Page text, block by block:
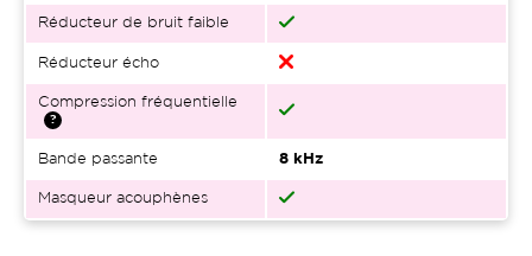
Réducteur de bruit faible
Réducteur écho
Compression fréquentielle
Bande passante 8 kHz
Masqueur acouphènes